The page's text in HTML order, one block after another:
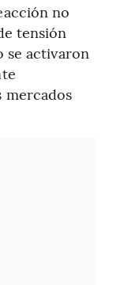
no
tensión
se activaron
mercados